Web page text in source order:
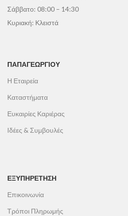
Σάββατο: 08:00 – 14:30
Κυριακή: Κλειστά
ΠΑΠΑΓΕΩΡΓΊΟΥ
Η Εταιρεία
Καταστήματα
Ευκαιρίες Καριέρας
Ιδέες & Συμβουλές
ΕΞΥΠΗΡΕΤΗΣΗ
Επικοινωνία
Τρόποι Πληρωμής